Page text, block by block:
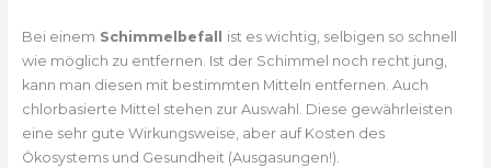
Bei einem Schimmelbefall ist es wichtig, selbigen so schnell
wie möglich zu entfernen. Ist der Schimmel noch recht jung,
kann man diesen mit bestimmten Mitteln entfernen. Auch
chlorbasierte Mittel stehen zur Auswahl. Diese gewährleisten
eine sehr gute Wirkungsweise, aber auf Kosten des
Ökosystems und Gesundheit (Ausgasungen!).